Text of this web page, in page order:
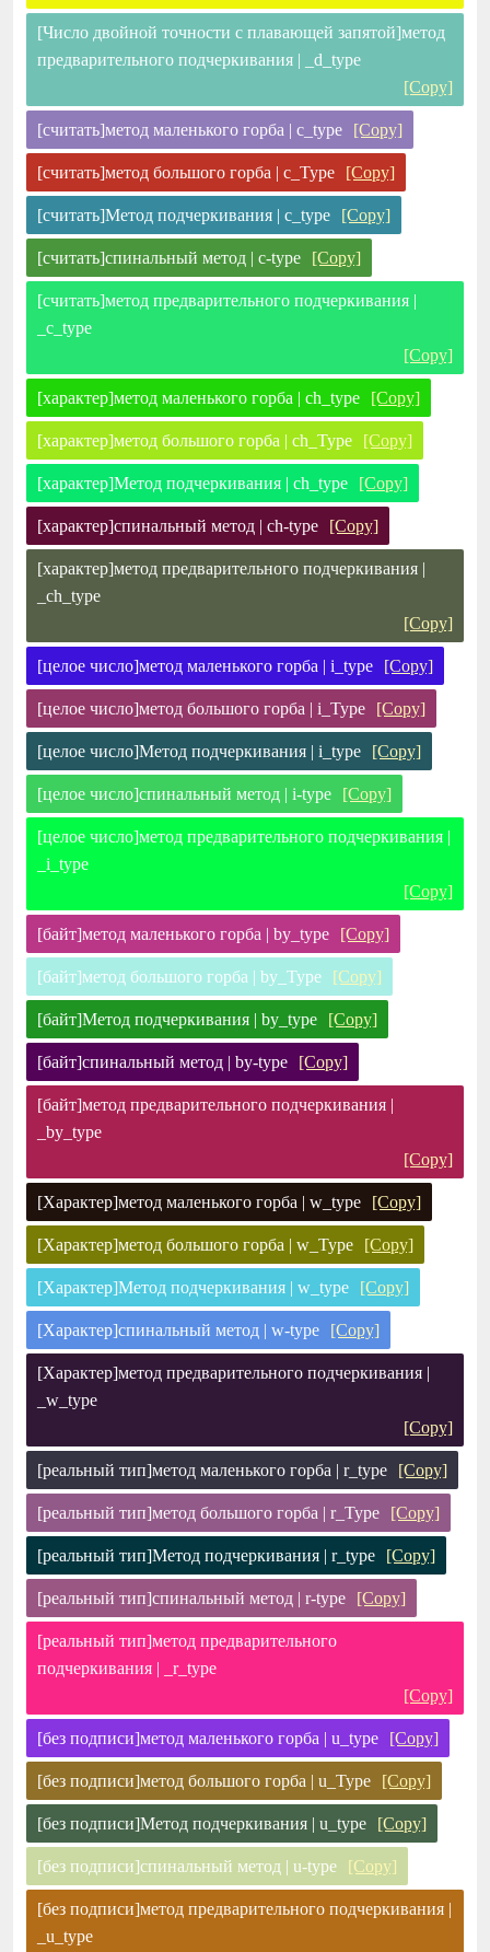
[Число двойной точности с плавающей запятой]метод
предварительного подчеркивания | _d_type
[Copy]
[считать]метод маленького горба | c_type [Copy]
[считать]метод большого горба | c_Type [Copy]
[считать]Метод подчеркивания | c_type [Copy]
[считать]спинальный метод | c-type [Copy]
[считать]метод предварительного подчеркивания |
_c_type
[Copy]
[характер]метод маленького горба | ch_type [Copy]
[характер]метод большого горба | ch_Type [Copy]
[характер]Метод подчеркивания | ch_type [Copy]
[характер]спинальный метод | ch-type [Copy]
[характер]метод предварительного подчеркивания |
_ch_type
[Copy]
[целое число]метод маленького горба | i_type [Copy]
[целое число]метод большого горба | i_Type [Copy]
[целое число]Метод подчеркивания | i_type [Copy]
[целое число]спинальный метод | i-type [Copy]
[целое число]метод предварительного подчеркивания |
_i_type
[Copy]
[байт]метод маленького горба | by_type [Copy]
[байт]метод большого горба | by_Type [Copy]
[байт]Метод подчеркивания | by_type [Copy]
[байт]спинальный метод | by-type [Copy]
[байт]метод предварительного подчеркивания |
_by_type
[Copy]
[Характер]метод маленького горба | w_type [Copy]
[Характер]метод большого горба | w_Type [Copy]
[Характер]Метод подчеркивания | w_type [Copy]
[Характер]спинальный метод | w-type [Copy]
[Характер]метод предварительного подчеркивания |
_w_type
[Copy]
[реальный тип]метод маленького горба | r_type [Copy]
[реальный тип]метод большого горба | r_Type [Copy]
[реальный тип]Метод подчеркивания | r_type [Copy]
[реальный тип]спинальный метод | r-type [Copy]
[реальный тип]метод предварительного
подчеркивания | _r_type
[Copy]
[без подписи]метод маленького горба | u_type [Copy]
[без подписи]метод большого горба | u_Type [Copy]
[без подписи]Метод подчеркивания | u_type [Copy]
[без подписи]спинальный метод | u-type [Copy]
[без подписи]метод предварительного подчеркивания |
_u_type